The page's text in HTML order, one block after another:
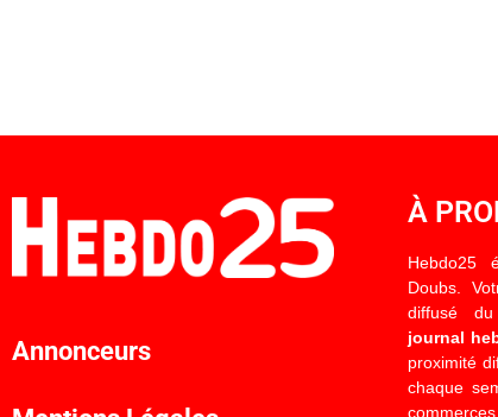
Annonceurs
À
Hebdo25
Doubs.
diffusé
journal
proximité
chaque